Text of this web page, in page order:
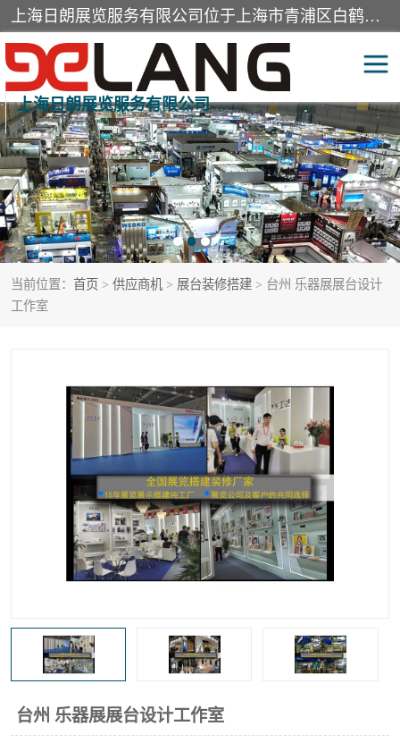
上海日朗展览服务有限公司位于上海市青浦区白鹤镇，营业范围有展览展示会务服务，室内装饰设计及施工，展示道具设计制作，舞台设计，图文设计，灯箱制作，园林绿化工程，广告装潢材料，建筑材料，办公用品，工艺礼品日用百货销售。
上海日朗展览服务有限公司
当前位置： 首页 > 供应商机 > 展台装修搭建 > 台州 乐器展展台设计
工作室
台州 乐器展展台设计工作室
展台装修搭建 活动会议执行
展厅装修 专柜制作
展会装修设计 展会搭建
活动策划 展会服务